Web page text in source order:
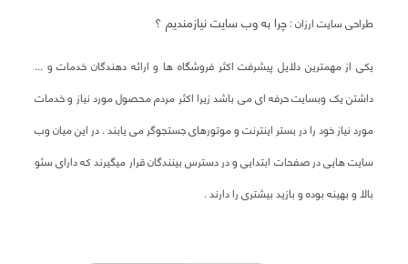
طراحی سایت ارزان :چرا به وب سایت نیازمندیم ؟
یکی از مهمترین دلایل پیشرفت اکثر فروشگاه ها و ارائه دهندگان خدمات و ...
داشتن یک وبسایت حرفه ای می باشد زیرا اکثر مردم محصول مورد نیاز و خدمات
مورد نیاز خود را در بستر اینترنت و موتورهای جستجوگر می یابند . در این میان وب
سایت هایی در صفحات ابتدایی و در دسترس بینندگان قرار میگیرند که دارای سئو
بالا و بهینه بوده و بازید بیشتری را دارند .